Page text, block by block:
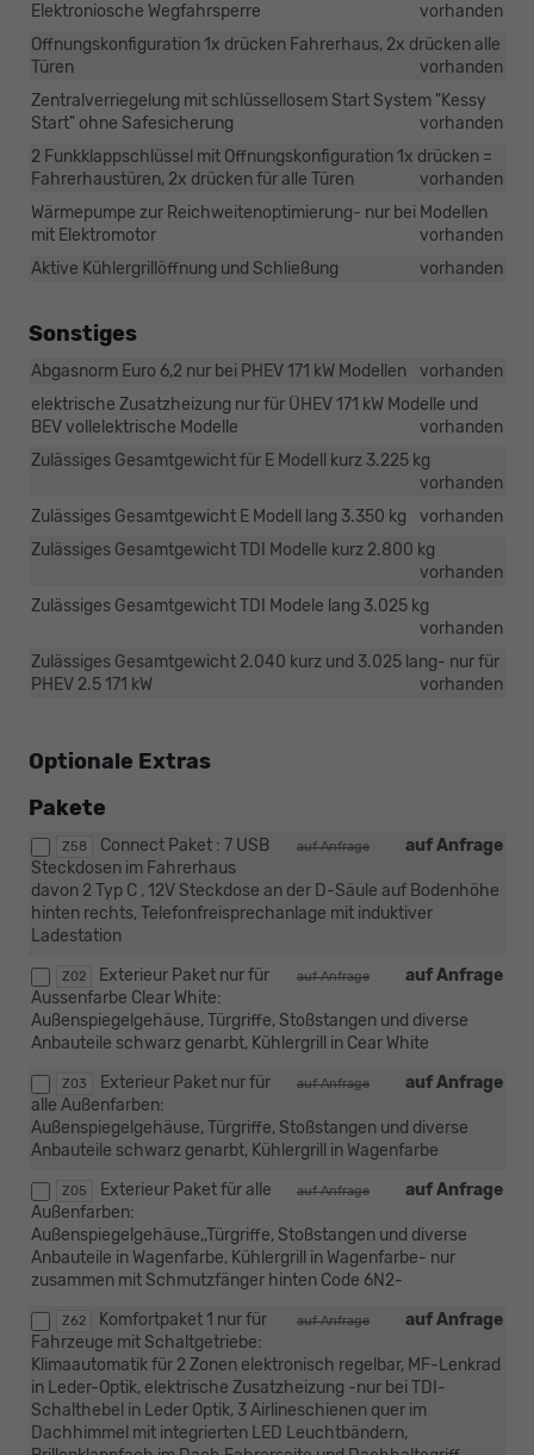
Elektroniosche Wegfahrsperre
vorhanden
Offnungskonfiguration 1x drücken Fahrerhaus, 2x drücken alle
Türen
vorhanden
Zentralverriegelung mit schlüssellosem Start System "Kessy
Start" ohne Safesicherung
vorhanden
2 Funkklappschlüssel mit Offnungskonfiguration 1x drücken =
Fahrerhaustüren, 2x drücken für alle Türen
vorhanden
Wärmepumpe zur Reichweitenoptimierung- nur bei Modellen
mit Elektromotor
vorhanden
Aktive Kühlergrillöffnung und Schließung
vorhanden
Sonstiges
Abgasnorm Euro 6,2 nur bei PHEV 171 kW Modellen
vorhanden
elektrische Zusatzheizung nur für ÜHEV 171 kW Modelle und
BEV vollelektrische Modelle
vorhanden
Zulässiges Gesamtgewicht für E Modell kurz 3.225 kg
vorhanden
Zulässiges Gesamtgewicht E Modell lang 3.350 kg
vorhanden
Zulässiges Gesamtgewicht TDI Modelle kurz 2.800 kg
vorhanden
Zulässiges Gesamtgewicht TDI Modele lang 3.025 kg
vorhanden
Zulässiges Gesamtgewicht 2.040 kurz und 3.025 lang- nur für
PHEV 2.5 171 kW
vorhanden
Optionale Extras
Pakete
Z58 auf Anfrage
auf Anfrage
Connect Paket : 7 USB
Steckdosen im Fahrerhaus
davon 2 Typ C , 12V Steckdose an der D-Säule auf Bodenhöhe
hinten rechts, Telefonfreisprechanlage mit induktiver
Ladestation
Z02 auf Anfrage
auf Anfrage
Exterieur Paket nur für
Aussenfarbe Clear White:
Außenspiegelgehäuse, Türgriffe, Stoßstangen und diverse
Anbauteile schwarz genarbt, Kühlergrill in Cear White
Z03 auf Anfrage
auf Anfrage
Exterieur Paket nur für
alle Außenfarben:
Außenspiegelgehäuse, Türgriffe, Stoßstangen und diverse
Anbauteile schwarz genarbt, Kühlergrill in Wagenfarbe
Z05 auf Anfrage
auf Anfrage
Exterieur Paket für alle
Außenfarben:
Außenspiegelgehäuse,,Türgriffe, Stoßstangen und diverse
Anbauteile in Wagenfarbe, Kühlergrill in Wagenfarbe- nur
zusammen mit Schmutzfänger hinten Code 6N2-
Z62 auf Anfrage
auf Anfrage
Komfortpaket 1 nur für
Fahrzeuge mit Schaltgetriebe:
Klimaautomatik für 2 Zonen elektronisch regelbar, MF-Lenkrad
in Leder-Optik, elektrische Zusatzheizung -nur bei TDI-
Schalthebel in Leder Optik, 3 Airlineschienen quer im
Dachhimmel mit integrierten LED Leuchtbändern,